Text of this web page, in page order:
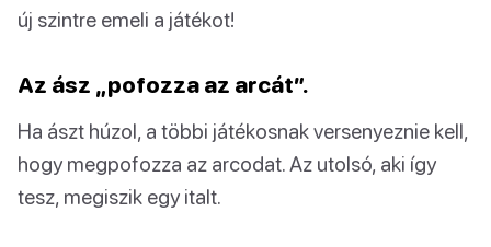
új szintre emeli a játékot!
Az ász „pofozza az arcát”.
Ha ászt húzol, a többi játékosnak versenyeznie kell,
hogy megpofozza az arcodat. Az utolsó, aki így
tesz, megiszik egy italt.